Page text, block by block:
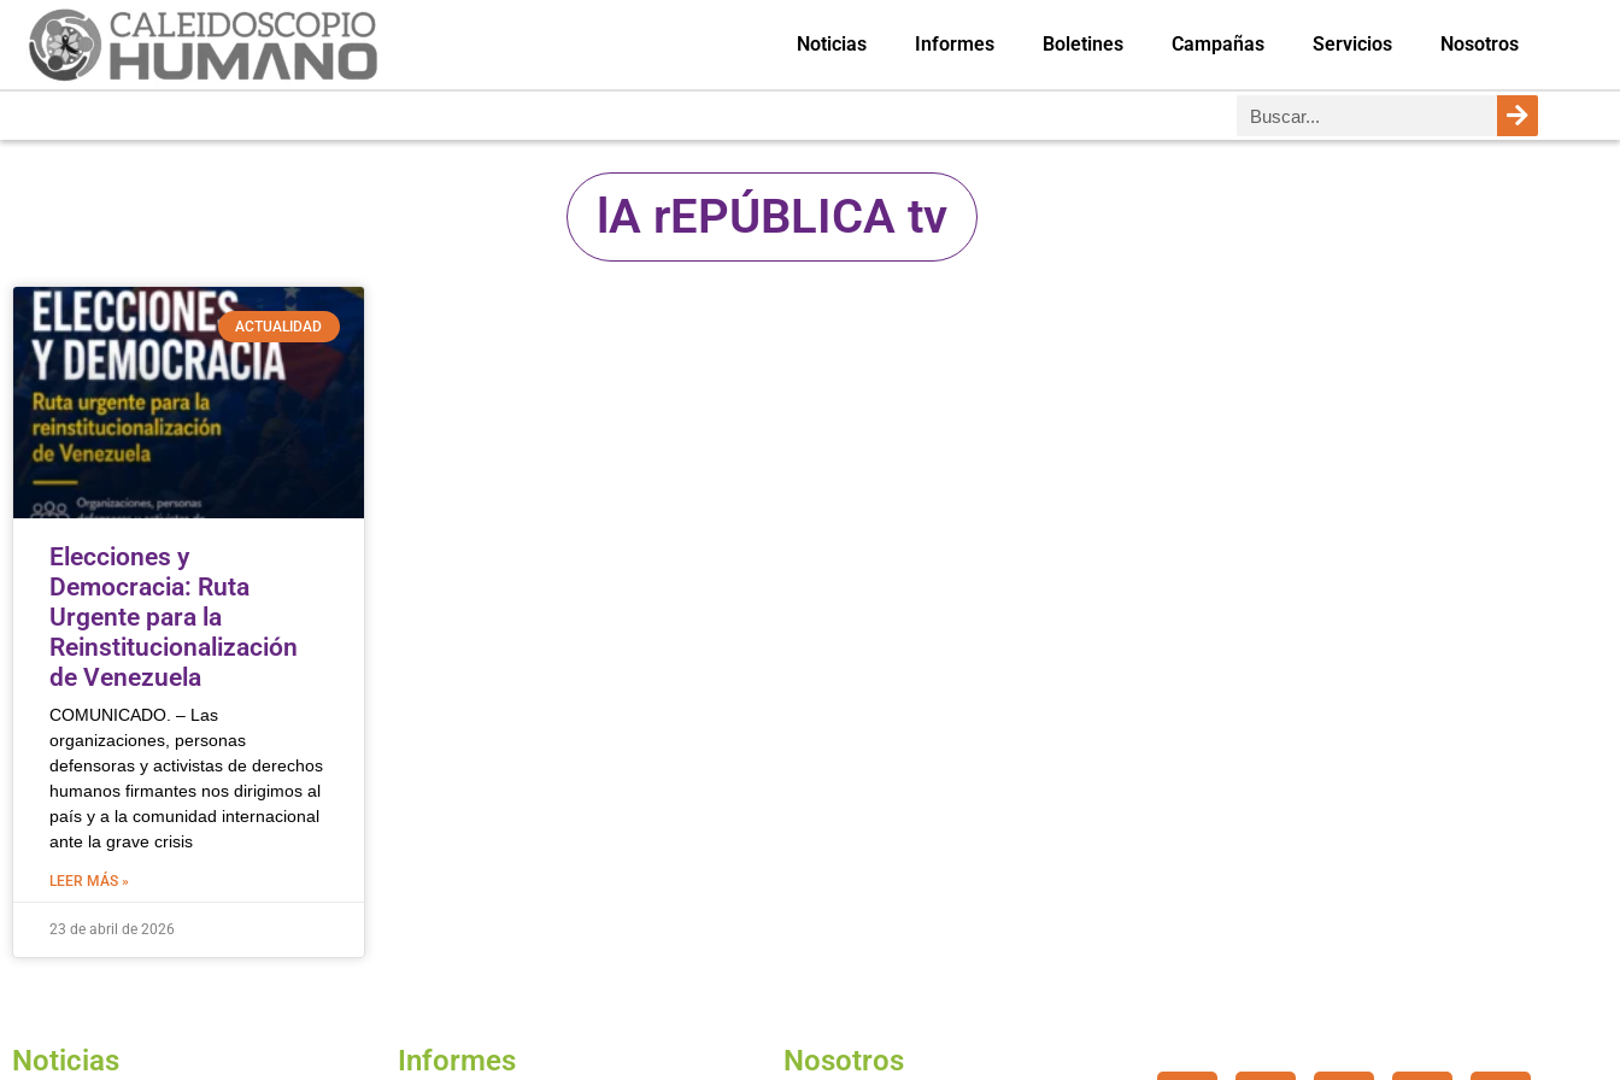
Noticias Informes Boletines Campañas Servicios Nosotros
lA rEPÚBLICA tv
ACTUALIDAD
Elecciones y
Democracia: Ruta
Urgente para la
Reinstitucionalización
de Venezuela
COMUNICADO. – Las
organizaciones, personas
defensoras y activistas de derechos
humanos firmantes nos dirigimos al
país y a la comunidad internacional
ante la grave crisis
LEER MÁS »
23 de abril de 2026
Noticias Informes Nosotros